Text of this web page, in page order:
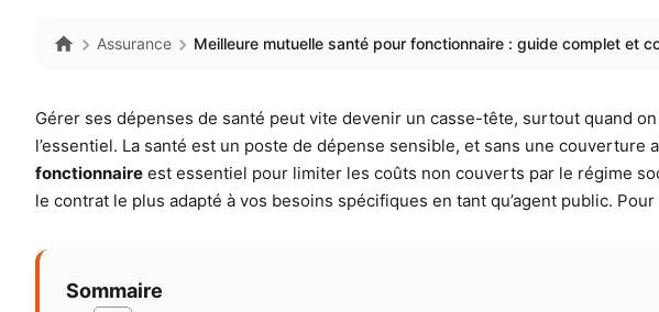
Assurance Meilleure mutuelle santé pour fonctionnaire : guide complet et
Gérer ses dépenses de santé peut vite devenir un casse-tête, surtout quand
l’essentiel. La santé est un poste de dépense sensible, et sans une
fonctionnaire est essentiel pour limiter les coûts non couverts par le régime
le contrat le plus adapté à vos besoins spécifiques en tant qu’agent public.
Sommaire